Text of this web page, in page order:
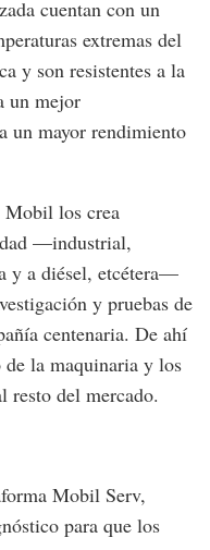
cuentan con un
extremas del
y son resistentes a la
un mejor
un mayor rendimiento
Mobil los crea
—industrial,
y a diésel, etcétera—
y pruebas de
centenaria. De ahí
de la maquinaria y los
resto del mercado.
Mobil Serv,
para que los